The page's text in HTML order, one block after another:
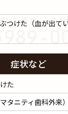
つけた（血が出て
症状など
た
タニティ歯科外来）